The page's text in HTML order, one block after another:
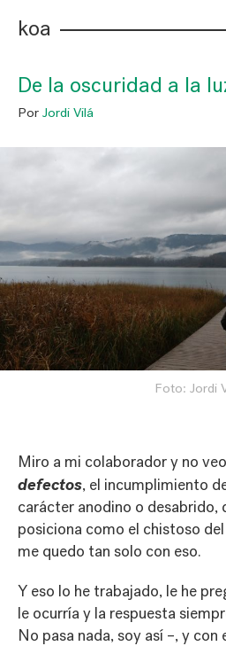
koa
De la oscuridad a la
Por Jordi Vilá
Foto: Jordi
Miro a mi colaborador y no
defectos, el incumplimiento
carácter anodino o desabrido,
posiciona como el chistoso
me quedo tan solo con eso.
Y eso lo he trabajado, le he
le ocurría y la respuesta
No pasa nada, soy así –, y con